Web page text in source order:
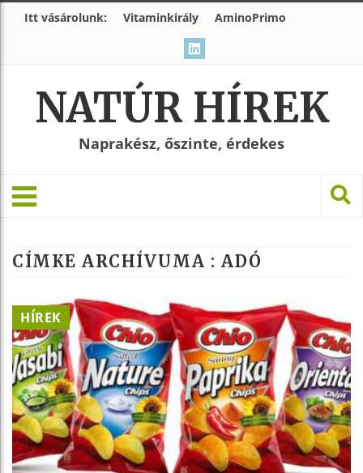
Itt vásárolunk: Vitaminkirály AminoPrimo
NATÚR HÍREK
Naprakész, őszinte, érdekes
CÍMKE ARCHÍVUMA : ADÓ
HÍREK